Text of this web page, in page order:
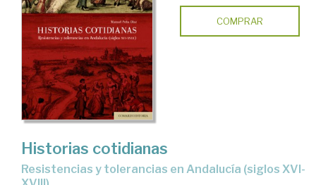
COMPRAR
Historias cotidianas
Resistencias y tolerancias en Andalucía (siglos XVI-